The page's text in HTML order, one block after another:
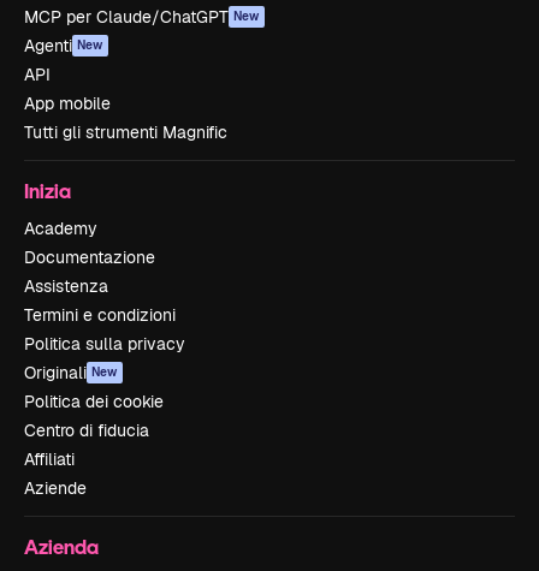
MCP per Claude/ChatGPT New
Agenti New
API
App mobile
Tutti gli strumenti Magnific
Inizia
Academy
Documentazione
Assistenza
Termini e condizioni
Politica sulla privacy
Originali New
Politica dei cookie
Centro di fiducia
Affiliati
Aziende
Azienda